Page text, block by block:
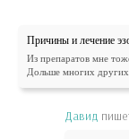
Причины и лечение
Из препаратов мне
Дольше многих других
Давид